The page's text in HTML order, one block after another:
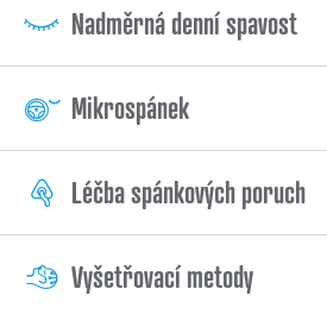
Nadměrná denní spavost
Mikrospánek
Léčba spánkových poruch
Vyšetřovací metody